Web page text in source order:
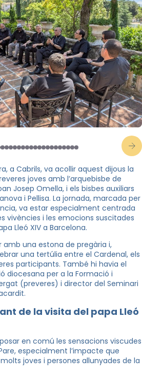
a Cabrils, va acollir aquest dijous la
joves amb l’arquebisbe de
Josep Omella, i els bisbes auxiliars
i Pellisa. La jornada, marcada per
va estar especialment centrada
vivències i les emocions suscitades
Lleó XIV a Barcelona.
una estona de pregària i,
una tertúlia entre el Cardenal, els
participants. També hi havia el
diocesana per a la Formació i
(preveres) i director del Seminari
de la visita del papa Lleó
en comú les sensacions viscudes
especialment l’impacte que
joves i persones allunyades de la